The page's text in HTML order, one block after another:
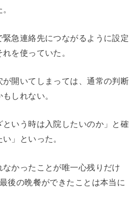
急連絡先につながるように設定
を使っていた。
が開いてしまっては、通常の判断
しれない。
いう時は入院したいのか」と確
」といった。
かったことが唯一心残りだけ
後の晩餐ができたことは本当に